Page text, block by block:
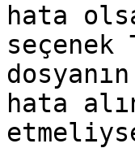
hata
hata